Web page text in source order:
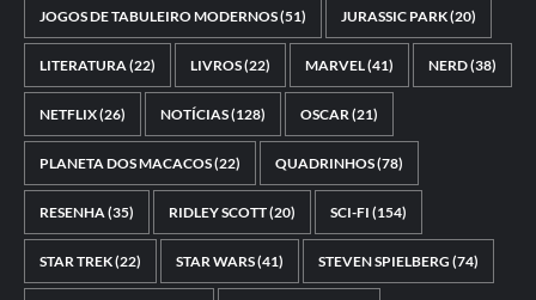
JOGOS DE TABULEIRO MODERNOS(51) JURASSIC PARK(20)
LITERATURA(22) LIVROS(22) MARVEL(41) NERD(38)
NETFLIX(26) NOTÍCIAS(128) OSCAR(21)
PLANETA DOS MACACOS(22) QUADRINHOS(78)
RESENHA(35) RIDLEY SCOTT(20) SCI-FI (154)
STAR TREK(22) STAR WARS(41) STEVEN SPIELBERG (74)